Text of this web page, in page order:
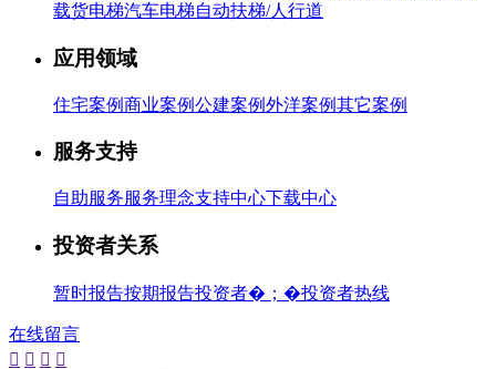
载货电梯汽车电梯自动扶梯/人行道
应用领域
住宅案例商业案例公建案例外洋案例其它案例
服务支持
自助服务服务理念支持中心下载中心
投资者关系
暂时报告按期报告投资者�；�投资者热线
在线留言
   